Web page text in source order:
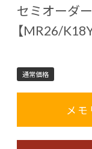
セミオーダ
【MR26/
通常価格
メ